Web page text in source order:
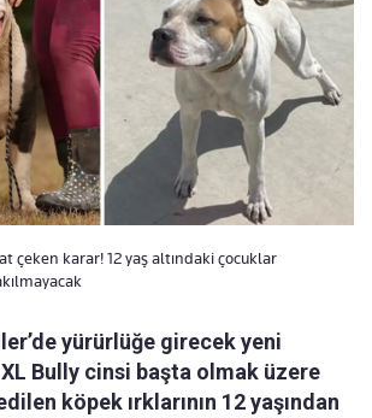
çeken karar! 12 yaş altındaki çocuklar
yürürlüğe girecek yeni
Bully cinsi başta olmak üzere
köpek ırklarının 12 yaşından